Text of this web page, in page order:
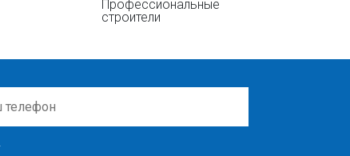
Профессиональные
строители